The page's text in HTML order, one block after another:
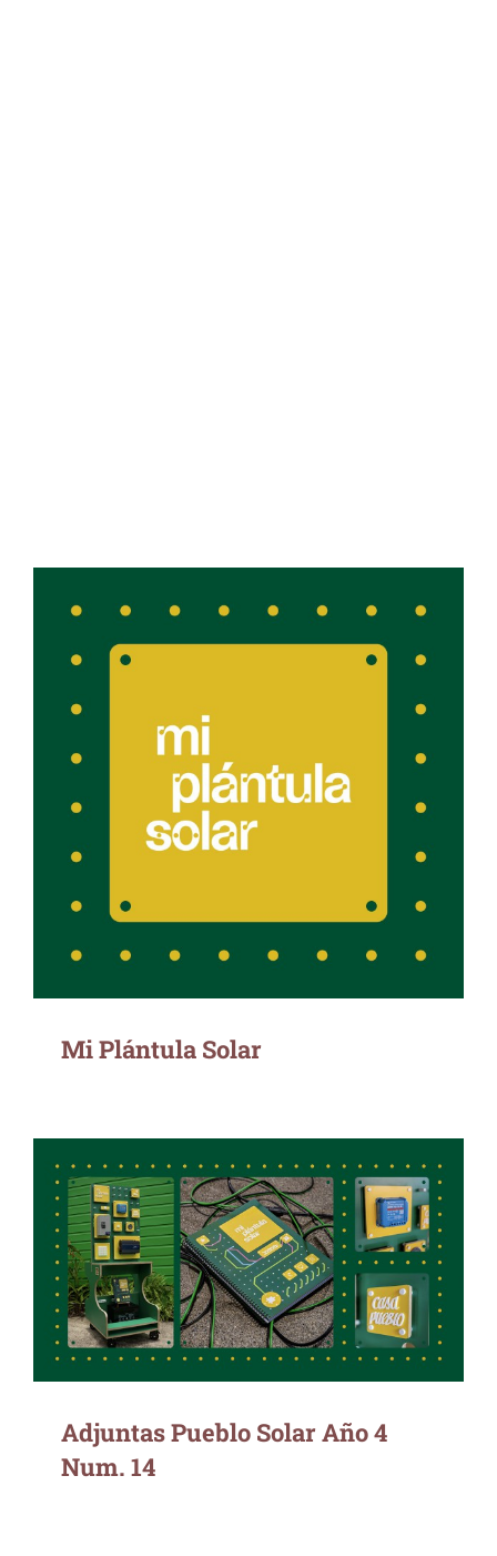
Mi Plántula Solar
Mi Plántula Solar
Adjuntas Pueblo Solar Año 4 Num. 14
Adjuntas Pueblo Solar Año 4
Num. 14